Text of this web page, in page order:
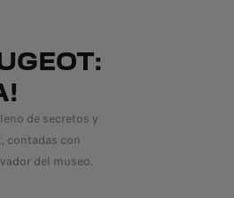
de secretos y
contadas con
del museo.